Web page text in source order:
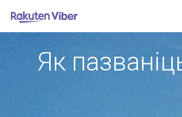
Як